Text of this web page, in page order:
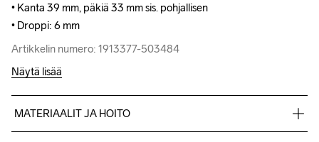
• Kanta 39 mm, päkiä 33 mm sis. pohjallisen
• Droppi: 6 mm
Artikkelin numero: 1913377-503484
• Kanta 39 mm, päkiä 33 mm sis. pohjallisen
• Droppi: 6 mm
Artikkelin numero: 1913377-503484
Näytä lisää
MATERIAALIT JA HOITO